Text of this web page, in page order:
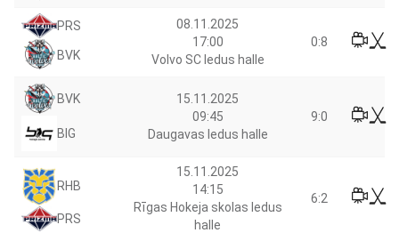
PRS
BVK
08.11.2025
17:00
Volvo SC ledus halle
0:8
BVK
BIG
15.11.2025
09:45
Daugavas ledus halle
9:0
RHB
PRS
15.11.2025
14:15
Rīgas Hokeja skolas ledus
halle
6:2